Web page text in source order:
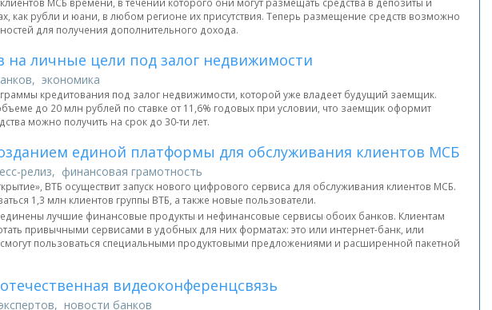
как рубли и юани, в любом регионе их присутствия. Теперь размещение средств возможно
для получения дополнительного дохода.
на личные цели под залог недвижимости
экономика
кредитования под залог недвижимости, которой уже владеет будущий заемщик.
до 20 млн рублей по ставке от 11,6% годовых при условии, что заемщик оформит
можно получить на срок до 30-ти лет.
единой платформы для обслуживания клиентов МСБ
релиз, финансовая грамотность
ВТБ осуществит запуск нового цифрового сервиса для обслуживания клиентов МСБ.
1,3 млн клиентов группы ВТБ, а также новые пользователи.
лучшие финансовые продукты и нефинансовые сервисы обоих банков. Клиентам
привычными сервисами в удобных для них форматах: это или интернет-банк, или
пользоваться специальными продуктовыми предложениями и расширенной пакетной
видеоконференцсвязь
новости банков